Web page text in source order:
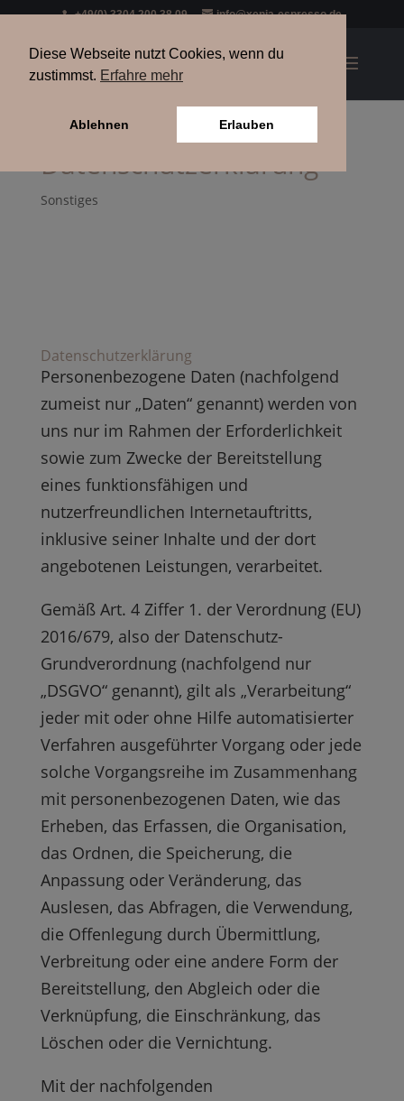
+49(0) 3304 200 38 09 info@xenia-espresso.de
Datenschutzerklärung
Sonstiges
Datenschutzerklärung
Personenbezogene Daten (nachfolgend
zumeist nur „Daten“ genannt) werden von
uns nur im Rahmen der Erforderlichkeit
sowie zum Zwecke der Bereitstellung
eines funktionsfähigen und
nutzerfreundlichen Internetauftritts,
inklusive seiner Inhalte und der dort
angebotenen Leistungen, verarbeitet.
Gemäß Art. 4 Ziffer 1. der Verordnung (EU)
2016/679, also der Datenschutz-
Grundverordnung (nachfolgend nur
„DSGVO“ genannt), gilt als „Verarbeitung“
jeder mit oder ohne Hilfe automatisierter
Verfahren ausgeführter Vorgang oder jede
solche Vorgangsreihe im Zusammenhang
mit personenbezogenen Daten, wie das
Erheben, das Erfassen, die Organisation,
das Ordnen, die Speicherung, die
Anpassung oder Veränderung, das
Auslesen, das Abfragen, die Verwendung,
die Offenlegung durch Übermittlung,
Verbreitung oder eine andere Form der
Bereitstellung, den Abgleich oder die
Verknüpfung, die Einschränkung, das
Löschen oder die Vernichtung.
Mit der nachfolgenden
Diese Webseite nutzt Cookies, wenn du
zustimmst. Erfahre mehr
Ablehnen Erlauben